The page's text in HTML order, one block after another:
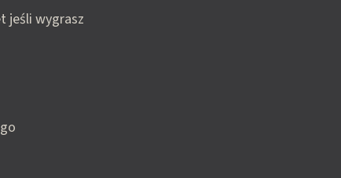
jeśli wygrasz